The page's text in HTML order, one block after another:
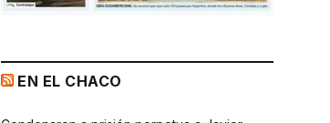
EN EL CHACO